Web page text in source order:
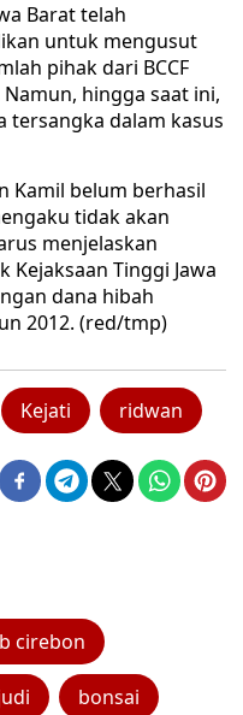
Barat telah
untuk mengusut
pihak dari BCCF
hingga saat ini,
tersangka dalam kasus
Kamil belum berhasil
tidak akan
menjelaskan
Tinggi Jawa
dana hibah
2012. (red/tmp)
Kejati ridwan
cirebon
bonsai